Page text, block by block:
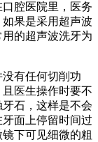
腔医院里，医务
果是采用超声波
的超声波洗牙为
有任何切削功
医生操作时要不
石，这样是不会
面上停留时间过
下可见细微的粗